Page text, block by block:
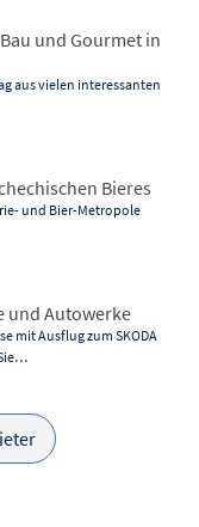
und Gourmet in
aus vielen interessanten
Bieres
und Bier-Metropole
und Autowerke
mit Ausflug zum SKODA